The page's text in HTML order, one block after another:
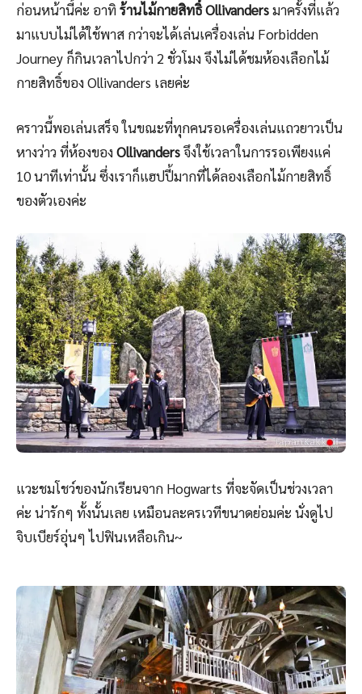
ก่อนหน้านี้ค่ะ อาทิร้านไม้กายสิทธิ์ Ollivandersมาครั้งที่แล้ว
มาแบบไม่ได้ใช้พาส กว่าจะได้เล่นเครื่องเล่น Forbidden
Journey ก็กินเวลาไปกว่า 2 ชั่วโมง จึงไม่ได้ชมห้องเลือกไม้
กายสิทธิ์ของ Ollivanders เลยค่ะ
คราวนี้พอเล่นเสร็จ ในขณะที่ทุกคนรอเครื่องเล่นแถวยาวเป็น
หางว่าว ที่ห้องของOllivandersจึงใช้เวลาในการรอเพียงแค่
10 นาทีเท่านั้น ซึ่งเราก็แฮปปี้มากที่ได้ลองเลือกไม้กายสิทธิ์
ของตัวเองค่ะ
แวะชมโชว์ของนักเรียนจาก Hogwarts ที่จะจัดเป็นช่วงเวลา
ค่ะ น่ารักๆ ทั้งนั้นเลย เหมือนละครเวทีขนาดย่อมค่ะ นั่งดูไป
จิบเบียร์อุ่นๆ ไปฟินเหลือเกิน~